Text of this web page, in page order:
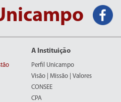
A Instituição
Perfil Unicampo
Visão | Missão | Valores
CONSEE
CPA